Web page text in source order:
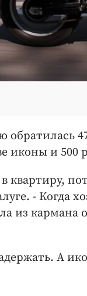
обратилась
иконы и 500
квартиру,
- Когда
из кармана
А